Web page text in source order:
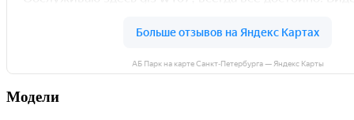
АБ Парк на карте Санкт‑Петербурга — Яндекс Карты
Модели